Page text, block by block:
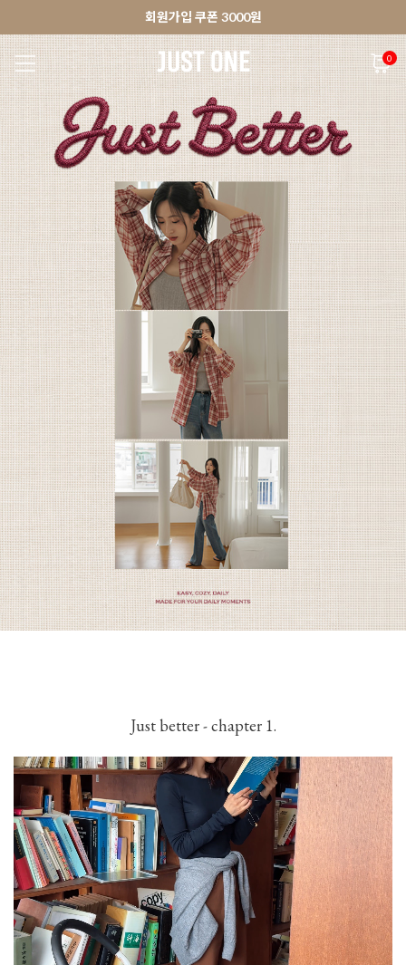
앱 다운로드 10% 할인쿠폰
🚀오늘출발상품 당일발송 배송중
회원가입 쿠폰 3000원
앱 다운로드 10% 할인쿠폰
0
NEW 7% BEST 🚀오늘출발 MADE . J 상의 팬츠
Just better - chapter 1.